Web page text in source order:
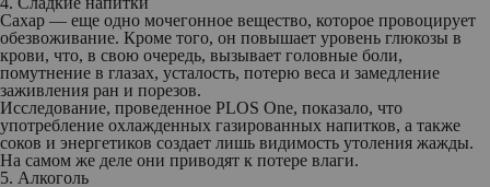
Сахар — еще одно мочегонное вещество, которое провоцирует
обезвоживание. Кроме того, он повышает уровень глюкозы в
крови, что, в свою очередь, вызывает головные боли,
помутнение в глазах, усталость, потерю веса и замедление
заживления ран и порезов.
Исследование, проведенное PLOS One, показало, что
употребление охлажденных газированных напитков, а также
соков и энергетиков создает лишь видимость утоления жажды.
На самом же деле они приводят к потере влаги.
5. Алкоголь